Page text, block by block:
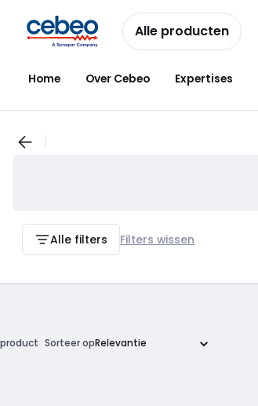
naar
navigatie
naar
inhoud
Alle producten
Home Over Cebeo Expertises
Alle filters Filters wissen
product Sorteer op